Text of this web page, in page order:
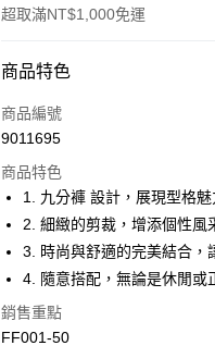
超取滿NT$1,000免運
付款方式
信用卡一次付款
ATM付款
運送方式
付款後全家取貨
每筆NT$60，滿NT$1,000(含以
商品特色
商品編號
9011695
商品特色
1. 九分褲 設計，展現型格魅
2. 細緻的剪裁，增添個性風
3. 時尚與舒適的完美結合，
4. 隨意搭配，無論是休閒或
銷售重點
FF001-50